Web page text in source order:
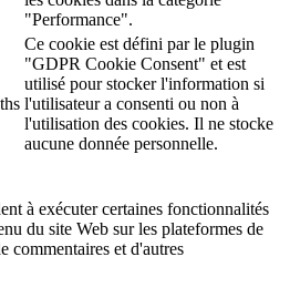
"Performance".
Ce cookie est défini par le plugin
"GDPR Cookie Consent" et est
utilisé pour stocker l'information si
l'utilisateur a consenti ou non à
l'utilisation des cookies. Il ne stocke
aucune donnée personnelle.
à exécuter certaines fonctionnalités
du site Web sur les plateformes de
commentaires et d'autres